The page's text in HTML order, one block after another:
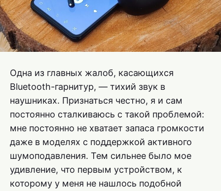
Одна из главных жалоб, касающихся
Bluetooth-гарнитур, — тихий звук в
наушниках. Признаться честно, я и сам
постоянно сталкиваюсь с такой проблемой:
мне постоянно не хватает запаса громкости
даже в моделях с поддержкой активного
шумоподавления. Тем сильнее было мое
удивление, что первым устройством, к
которому у меня не нашлось подобной